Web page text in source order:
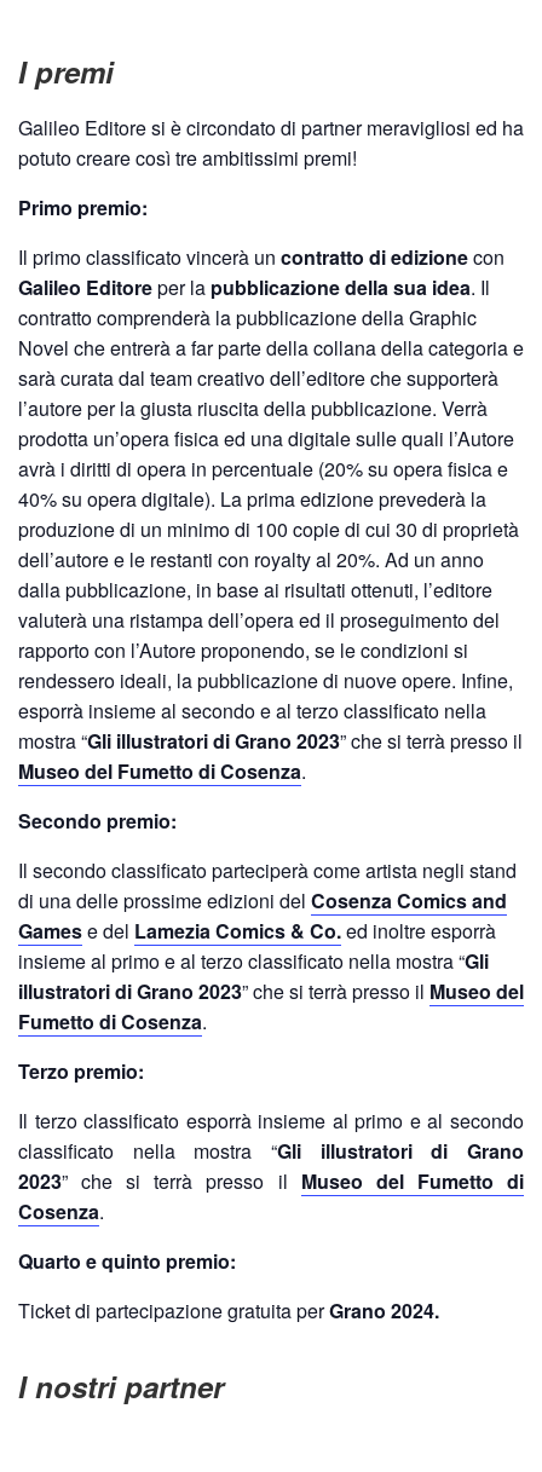
I premi
Galileo Editore si è circondato di partner meravigliosi ed ha
potuto creare così tre ambitissimi premi!
Primo premio:
Il primo classificato vincerà un contratto di edizionecon
Galileo Editoreper la pubblicazione della sua idea. Il
contratto comprenderà la pubblicazione della Graphic
Novel che entrerà a far parte della collana della categoria e
sarà curata dal team creativo dell’editore che supporterà
l’autore per la giusta riuscita della pubblicazione. Verrà
prodotta un’opera fisica ed una digitale sulle quali l’Autore
avrà i diritti di opera in percentuale (20% su opera fisica e
40% su opera digitale). La prima edizione prevederà la
produzione di un minimo di 100 copie di cui 30 di proprietà
dell’autore e le restanti con royalty al 20%. Ad un anno
dalla pubblicazione, in base ai risultati ottenuti, l’editore
valuterà una ristampa dell’opera ed il proseguimento del
rapporto con l’Autore proponendo, se le condizioni si
rendessero ideali, la pubblicazione di nuove opere. Infine,
esporrà insieme al secondo e al terzo classificato nella
mostra “Gli illustratori di Grano 2023” che si terrà presso il
Museo del Fumetto di Cosenza.
Secondo premio:
Il secondo classificato parteciperà come artista negli stand
di una delle prossime edizioni del Cosenza Comics and
Gamese del Lamezia Comics & Co.ed inoltre esporrà
insieme al primo e al terzo classificato nella mostra “Gli
illustratori di Grano 2023” che si terrà presso il Museo del
Fumetto di Cosenza.
Terzo premio:
Il terzo classificato esporrà insieme al primo e al secondo
classificato nella mostra “Gli illustratori di Grano
2023” che si terrà presso il Museo del Fumetto di
Cosenza.
Quarto e quinto premio:
Ticket di partecipazione gratuita perGrano 2024.
I nostri partner